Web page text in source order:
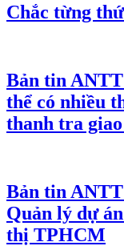
Chắc từng
Bản tin
thể có nhiều
thanh tra
Bản tin
Quản lý dự
thị TPHCM